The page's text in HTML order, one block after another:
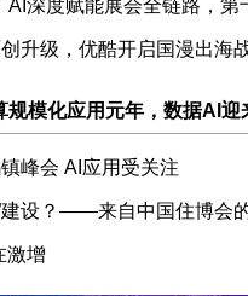
创升级，优酷开启国漫出海
峰会 AI应用受关注
激增